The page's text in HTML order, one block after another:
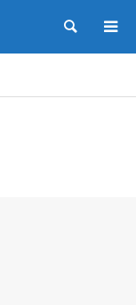
検索